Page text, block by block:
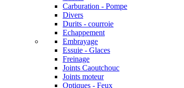
Carburation - Pompe
Divers
Durits - courroie
Echappement
Embrayage
Essuie - Glaces
Freinage
Joints Caoutchouc
Joints moteur
Optiques - Feux